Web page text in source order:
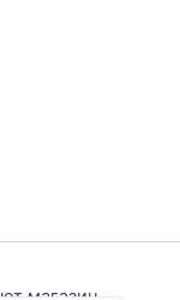
Українська